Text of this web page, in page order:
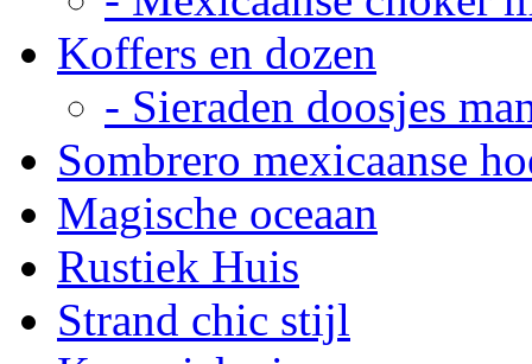
Koffers en dozen
- Sieraden doosjes
Sombrero mexicaanse
Magische oceaan
Rustiek Huis
Strand chic stijl